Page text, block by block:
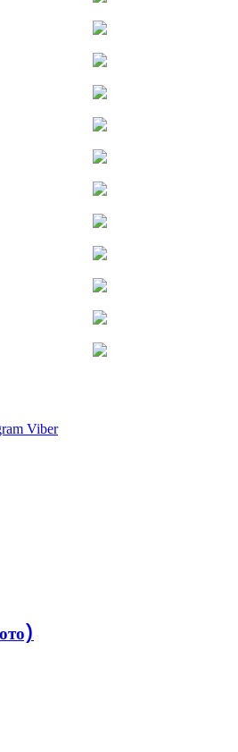
Viber